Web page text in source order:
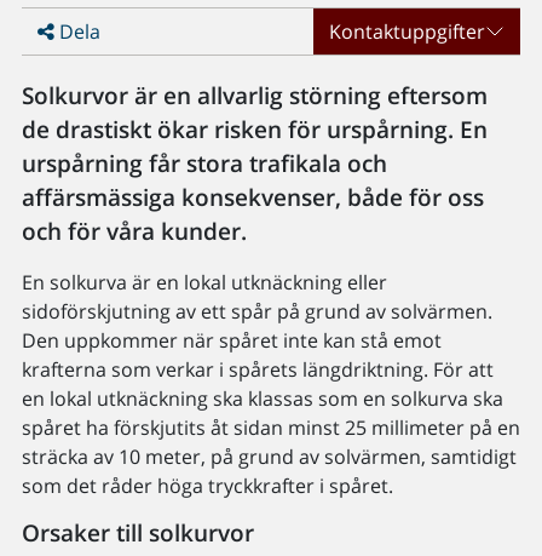
Dela Kontaktuppgifter
Solkurvor är en allvarlig störning eftersom
de drastiskt ökar risken för urspårning. En
urspårning får stora trafikala och
affärsmässiga konsekvenser, både för oss
och för våra kunder.
En solkurva är en lokal utknäckning eller
sidoförskjutning av ett spår på grund av solvärmen.
Den uppkommer när spåret inte kan stå emot
krafterna som verkar i spårets längdriktning. För att
en lokal utknäckning ska klassas som en solkurva ska
spåret ha förskjutits åt sidan minst 25 millimeter på en
sträcka av 10 meter, på grund av solvärmen, samtidigt
som det råder höga tryckkrafter i spåret.
Orsaker till solkurvor